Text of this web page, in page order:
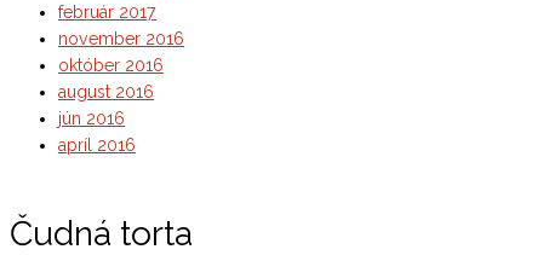
február 2017
november 2016
október 2016
august 2016
jún 2016
apríl 2016
Čudná torta